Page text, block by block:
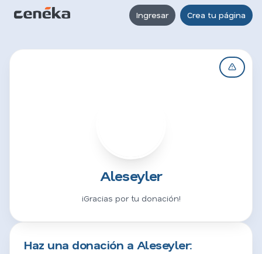
Ingresar Crea tu página
Aleseyler
¡Gracias por tu donación!
Haz una donación a Aleseyler: